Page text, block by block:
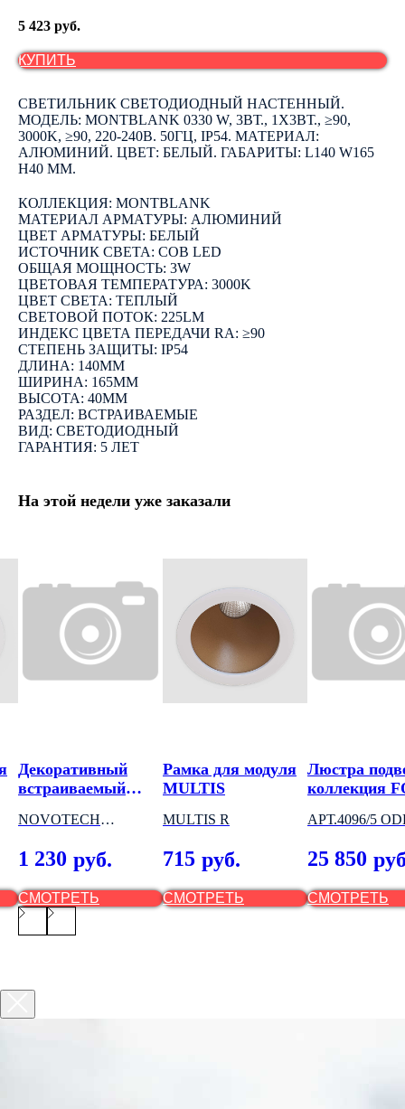
5 423 руб.
КУПИТЬ
СВЕТИЛЬНИК СВЕТОДИОДНЫЙ НАСТЕННЫЙ.
МОДЕЛЬ: MONTBLANK 0330 W, 3ВТ., 1Х3ВТ., ≥90,
3000K, ≥90, 220-240В. 50ГЦ, IP54. МАТЕРИАЛ:
АЛЮМИНИЙ. ЦВЕТ: БЕЛЫЙ. ГАБАРИТЫ: L140 W165
H40 ММ.
КОЛЛЕКЦИЯ: MONTBLANK
МАТЕРИАЛ АРМАТУРЫ: АЛЮМИНИЙ
ЦВЕТ АРМАТУРЫ: БЕЛЫЙ
ИСТОЧНИК СВЕТА: COB LED
ОБЩАЯ МОЩНОСТЬ: 3W
ЦВЕТОВАЯ ТЕМПЕРАТУРА: 3000K
ЦВЕТ СВЕТА: ТЕПЛЫЙ
СВЕТОВОЙ ПОТОК: 225LM
ИНДЕКС ЦВЕТА ПЕРЕДАЧИ RA: ≥90
СТЕПЕНЬ ЗАЩИТЫ: IP54
ДЛИНА: 140ММ
ШИРИНА: 165ММ
ВЫСОТА: 40ММ
РАЗДЕЛ: ВСТРАИВАЕМЫЕ
ВИД: СВЕТОДИОДНЫЙ
ГАРАНТИЯ: 5 ЛЕТ
На этой недели уже заказали
Декоративный
встраиваемый
PEARL ROUND
NOVOTECH
(ВЕНГРИЯ) 3
1 230 руб.
СМОТРЕТЬ
Рамка для модуля
MULTIS
MULTIS R
715 руб.
СМОТРЕТЬ
Люстра
коллекция
АРТ.4096/5
LIGHT
25 850
СМОТРЕТЬ